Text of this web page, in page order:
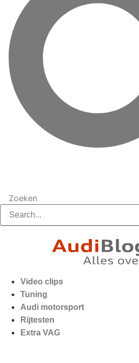
Zoeken
Video clips
Tuning
Audi motorsport
Rijtesten
Extra VAG